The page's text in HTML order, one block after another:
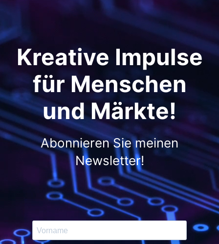
Kreative Impulse
für Menschen
und Märkte!
Abonnieren Sie meinen
Newsletter!